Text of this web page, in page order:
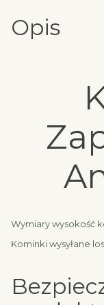
Opis
Wymiary wysokość
Kominki wysyłane